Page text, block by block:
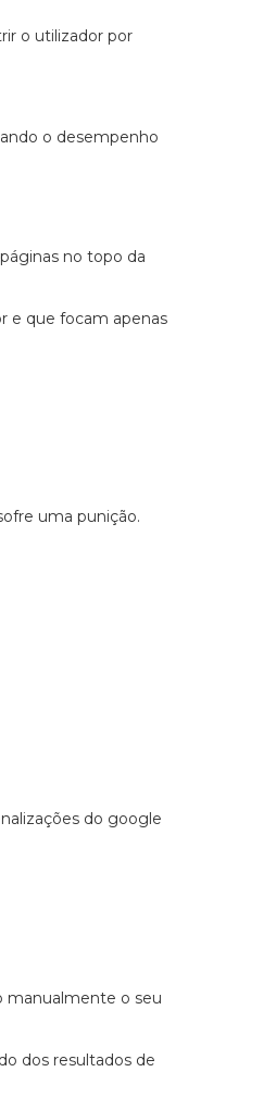
o utilizador por
o desempenho
no topo da
e que focam apenas
uma punição.
do google
manualmente o seu
dos resultados de